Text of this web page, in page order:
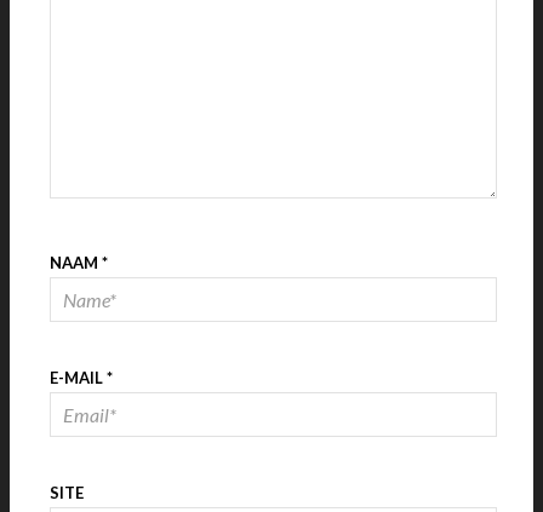
NAAM *
E-MAIL*
SITE